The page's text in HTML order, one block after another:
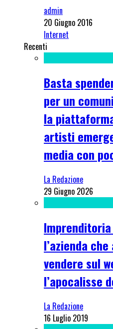
admin
20 Giugno 2016
Internet
Recenti
Basta
per un
la
artisti
media con
La Redazione
29 Giugno 2026
l’azienda
vendere sul
l’apocalisse
La Redazione
16 Luglio 2019